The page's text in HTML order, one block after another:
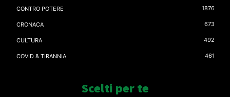
CONTRO POTERE 1876
CRONACA 673
CULTURA 492
COVID & TIRANNIA 461
Scelti per te